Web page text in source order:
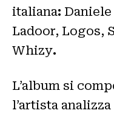
italiana: Daniele
Ladoor, Logos,
Whizy.
L’album si
l’artista